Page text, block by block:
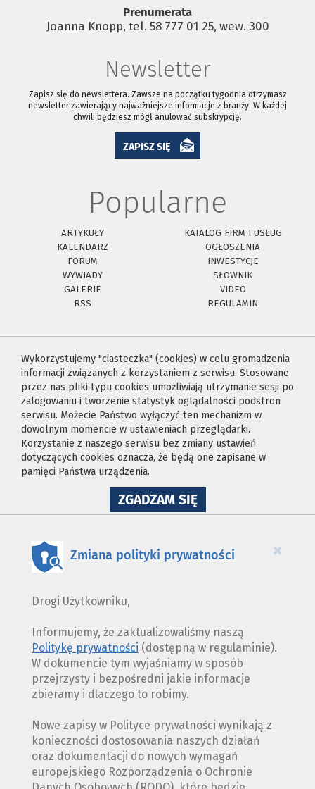
Prenumerata
Joanna Knopp, tel. 58 777 01 25, wew. 300
Newsletter
Zapisz się do newslettera. Zawsze na początku tygodnia otrzymasz
newsletter zawierający najważniejsze informacje z branży. W każdej
chwili będziesz mógł anulować subskrypcję.
ZAPISZ SIĘ
Popularne
ARTYKUŁY
KATALOG FIRM I USŁUG
KALENDARZ
OGŁOSZENIA
FORUM
INWESTYCJE
WYWIADY
SŁOWNIK
GALERIE
VIDEO
RSS
REGULAMIN
Wykorzystujemy "ciasteczka" (cookies) w celu gromadzenia
informacji związanych z korzystaniem z serwisu. Stosowane
przez nas pliki typu cookies umożliwiają utrzymanie sesji po
zalogowaniu i tworzenie statystyk oglądalności podstron
serwisu. Możecie Państwo wyłączyć ten mechanizm w
dowolnym momencie w ustawieniach przeglądarki.
Korzystanie z naszego serwisu bez zmiany ustawień
dotyczących cookies oznacza, że będą one zapisane w
pamięci Państwa urządzenia.
ZGADZAM SIĘNA
WYKORZYSTANIE
×
Zmiana polityki prywatności
Drogi Użytkowniku,
Informujemy, że zaktualizowaliśmy naszą
Politykę prywatności (dostępną w regulaminie).
W dokumencie tym wyjaśniamy w sposób
przejrzysty i bezpośredni jakie informacje
zbieramy i dlaczego to robimy.
Nowe zapisy w Polityce prywatności wynikają z
konieczności dostosowania naszych działań
oraz dokumentacji do nowych wymagań
europejskiego Rozporządzenia o Ochronie